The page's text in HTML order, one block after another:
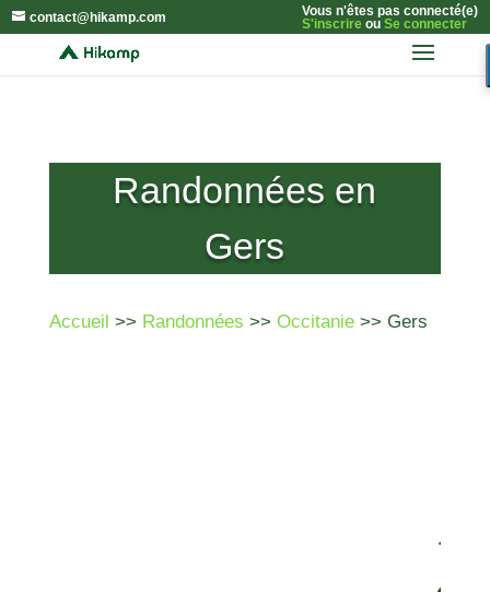
contact@hikamp.com
Vous n'êtes pas connecté(e)
S'inscrireou Se connecter
Randonnées en
Gers
Accueil >> Randonnées >> Occitanie>> Gers